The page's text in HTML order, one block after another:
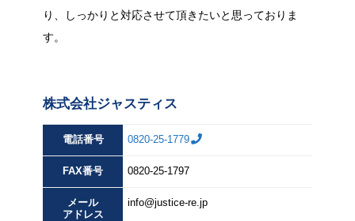
り、しっかりと対応させて頂きたいと思っておりま
す。
株式会社ジャスティス
電話番号 0820-25-1779
FAX番号 0820-25-1797
メール
アドレス
info@justice-re.jp